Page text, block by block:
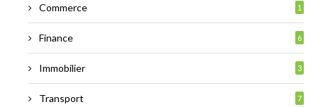
Commerce 1
Finance 6
Immobilier 3
Transport 7